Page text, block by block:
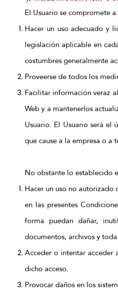
El Usuario se compromete a:
Hacer un uso adecuado y
legislación aplicable en
costumbres generalmente
Proveerse de todos los
Facilitar información veraz
Web y a mantenerlos
Usuario. El Usuario será el
que cause a la empresa o
No obstante lo establecido
Hacer un uso no
en las presentes
forma puedan dañar,
documentos, archivos y
Acceder o intentar acceder
dicho acceso.
Provocar daños en los